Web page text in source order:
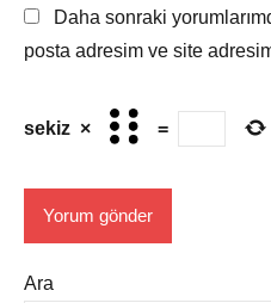
Daha sonraki
posta adresim ve site
sekiz × =
Ara